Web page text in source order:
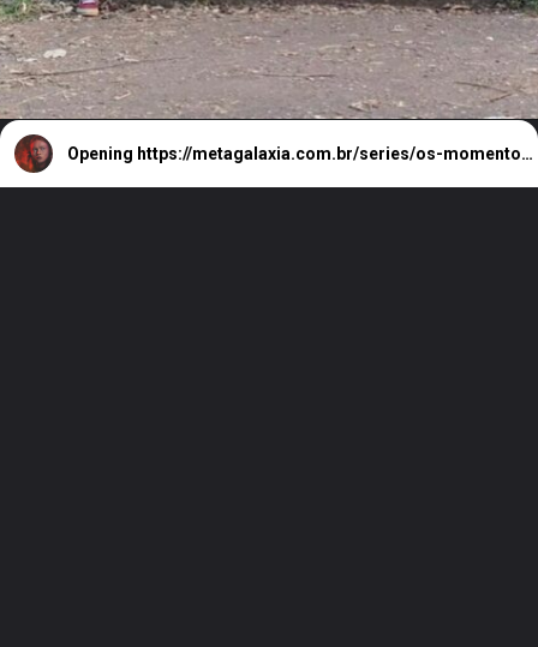
Opening https://metagalaxia.com.br/series/os-momentos-em-que-max-mayfield-roubou-a-cena-em-stranger-things/